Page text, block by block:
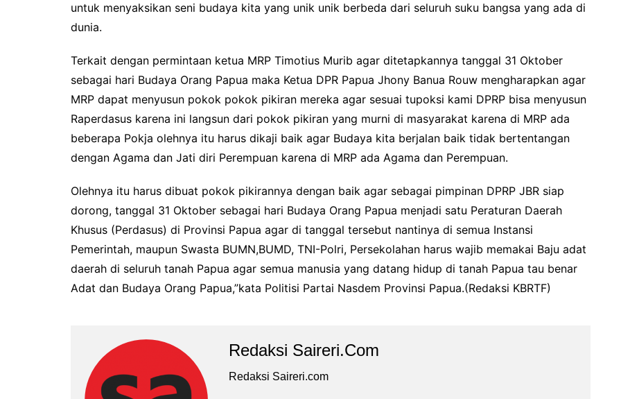
untuk menyaksikan seni budaya kita yang unik unik berbeda dari seluruh suku bangsa yang ada di
dunia.
Terkait dengan permintaan ketua MRP Timotius Murib agar ditetapkannya tanggal 31 Oktober
sebagai hari Budaya Orang Papua maka Ketua DPR Papua Jhony Banua Rouw mengharapkan agar
MRP dapat menyusun pokok pokok pikiran mereka agar sesuai tupoksi kami DPRP bisa menyusun
Raperdasus karena ini langsun dari pokok pikiran yang murni di masyarakat karena di MRP ada
beberapa Pokja olehnya itu harus dikaji baik agar Budaya kita berjalan baik tidak bertentangan
dengan Agama dan Jati diri Perempuan karena di MRP ada Agama dan Perempuan.
Olehnya itu harus dibuat pokok pikirannya dengan baik agar sebagai pimpinan DPRP JBR siap
dorong, tanggal 31 Oktober sebagai hari Budaya Orang Papua menjadi satu Peraturan Daerah
Khusus (Perdasus) di Provinsi Papua agar di tanggal tersebut nantinya di semua Instansi
Pemerintah, maupun Swasta BUMN,BUMD, TNI-Polri, Persekolahan harus wajib memakai Baju adat
daerah di seluruh tanah Papua agar semua manusia yang datang hidup di tanah Papua tau benar
Adat dan Budaya Orang Papua,”kata Politisi Partai Nasdem Provinsi Papua.(Redaksi KBRTF)
Redaksi Saireri.com
Redaksi Saireri.com